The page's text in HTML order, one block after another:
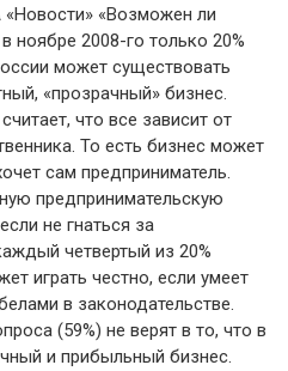
«Возможен ли
ноябре 2008-го только 20%
может существовать
«прозрачный» бизнес.
что все зависит от
То есть бизнес может
сам предприниматель.
предпринимательскую
не гнаться за
четвертый из 20%
играть честно, если умеет
в законодательстве.
(59%) не верят в то, что в
и прибыльный бизнес.